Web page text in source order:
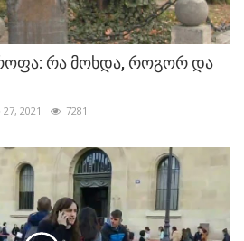
რა მოხდა, როგორ და
27, 2021 7281